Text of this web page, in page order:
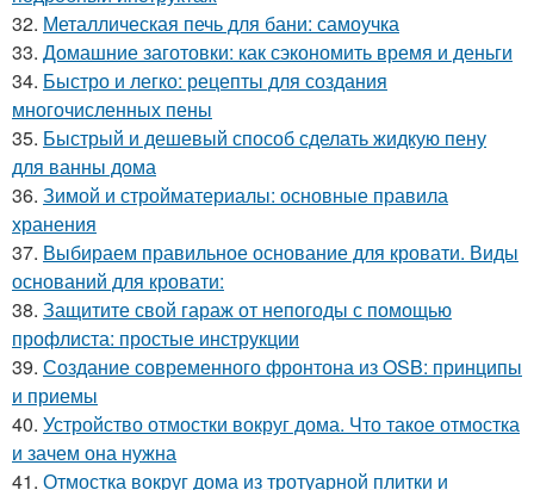
32. Металлическая печь для бани: самоучка
33. Домашние заготовки: как сэкономить время и деньги
34. Быстро и легко: рецепты для создания
многочисленных пены
35. Быстрый и дешевый способ сделать жидкую пену
для ванны дома
36. Зимой и стройматериалы: основные правила
хранения
37. Выбираем правильное основание для кровати. Виды
оснований для кровати:
38. Защитите свой гараж от непогоды с помощью
профлиста: простые инструкции
39. Создание современного фронтона из OSB: принципы
и приемы
40. Устройство отмостки вокруг дома. Что такое отмостка
и зачем она нужна
41. Отмостка вокруг дома из тротуарной плитки и